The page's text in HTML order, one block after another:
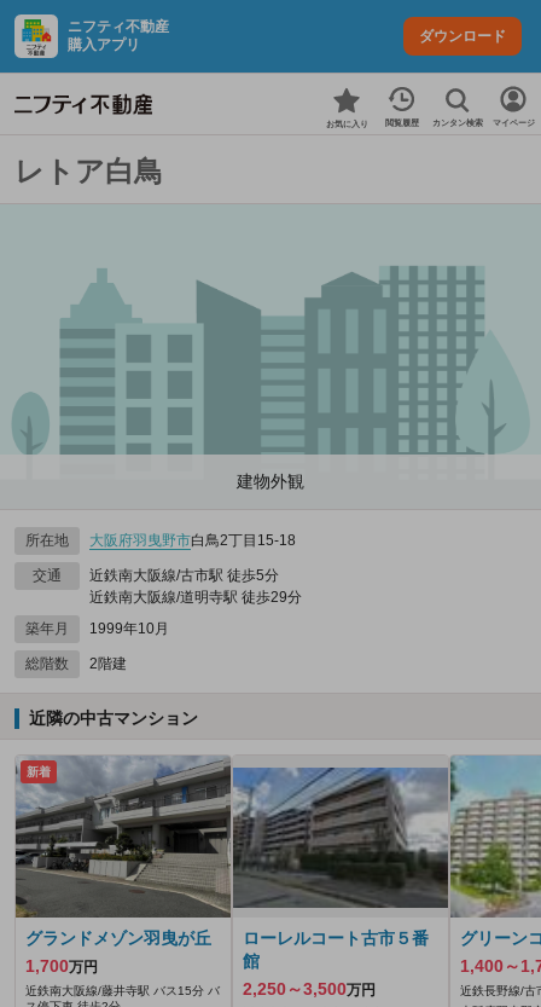
ニフティ不動産
購入アプリ
ダウンロード
お気に入り 閲覧履歴 カンタン検索 マイページ
レトア白鳥
建物外観
所在地 大阪府羽曳野市白鳥2丁目15-18
交通
近鉄南大阪線/古市駅 徒歩5分
近鉄南大阪線/道明寺駅 徒歩29分
築年月
1999年10月
総階数 2階建
近隣の中古マンション
新着
グランドメゾン羽曳が丘
1,700万円
近鉄南大阪線/藤井寺駅 バス15分 バ
ローレルコート古市５番
館
2,250～3,500万円
グリーン
1,400～
近鉄長野線/古